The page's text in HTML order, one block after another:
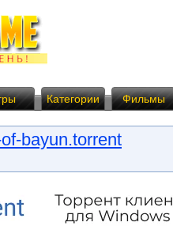
Категории Фильмы
bayun.torrent